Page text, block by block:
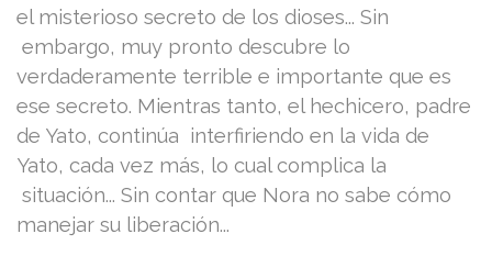
el misterioso secreto de los dioses... Sin
embargo, muy pronto descubre lo
verdaderamente terrible e importante que es
ese secreto. Mientras tanto, el hechicero, padre
de Yato, continúa interfiriendo en la vida de
Yato, cada vez más, lo cual complica la
situación... Sin contar que Nora no sabe cómo
manejar su liberación...